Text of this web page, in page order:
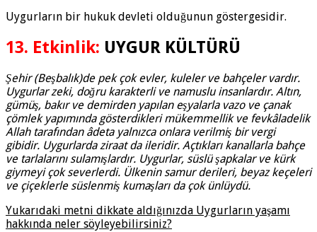
Uygurların bir hukuk devleti olduğunun göstergesidir.
13. Etkinlik: UYGUR KÜLTÜRÜ
Şehir (Beşbalık)de pek çok evler, kuleler ve bahçeler vardır.
Uygurlar zeki, doğru karakterli ve namuslu insanlardır. Altın,
gümüş, bakır ve demirden yapılan eşyalarla vazo ve çanak
çömlek yapımında gösterdikleri mükemmellik ve fevkâladelik
Allah tarafından âdeta yalnızca onlara verilmiş bir vergi
gibidir. Uygurlarda ziraat da ileridir. Açtıkları kanallarla bahçe
ve tarlalarını sulamışlardır. Uygurlar, süslü şapkalar ve kürk
giymeyi çok severlerdi. Ülkenin samur derileri, beyaz keçeleri
ve çiçeklerle süslenmiş kumaşları da çok ünlüydü.
Yukarıdaki metni dikkate aldığınızda Uygurların yaşamı
hakkında neler söyleyebilirsiniz?